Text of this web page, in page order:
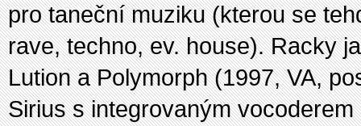
pro taneční muziku (kterou se
rave, techno, ev. house). Racky
Lution a Polymorph (1997, VA,
Sirius s integrovaným